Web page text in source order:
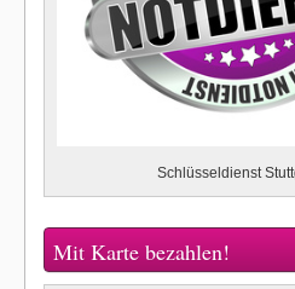
Schlüsseldienst
Mit Karte bezahlen!